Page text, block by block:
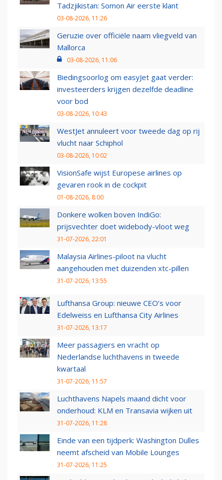
Tadzjikistan: Somon Air eerste klant
03-08-2026, 11:26
Geruzie over officiële naam vliegveld van
Mallorca
03-08-2026, 11:06
Biedingsoorlog om easyJet gaat verder:
investeerders krijgen dezelfde deadline
voor bod
03-08-2026, 10:43
WestJet annuleert voor tweede dag op rij
vlucht naar Schiphol
03-08-2026, 10:02
VisionSafe wijst Europese airlines op
gevaren rook in de cockpit
01-08-2026, 8:00
Donkere wolken boven IndiGo:
prijsvechter doet widebody-vloot weg
31-07-2026, 22:01
Malaysia Airlines-piloot na vlucht
aangehouden met duizenden xtc-pillen
31-07-2026, 13:55
Lufthansa Group: nieuwe CEO’s voor
Edelweiss en Lufthansa City Airlines
31-07-2026, 13:17
Meer passagiers en vracht op
Nederlandse luchthavens in tweede
kwartaal
31-07-2026, 11:57
Luchthavens Napels maand dicht voor
onderhoud: KLM en Transavia wijken uit
31-07-2026, 11:28
Einde van een tijdperk: Washington Dulles
neemt afscheid van Mobile Lounges
31-07-2026, 11:25